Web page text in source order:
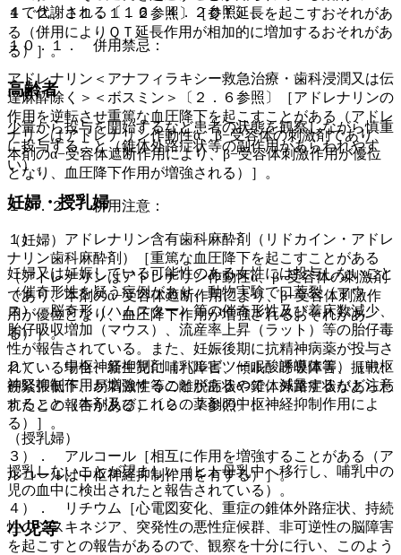
１．２、１１．１．２参照〕［ＱＴ延長を起こすおそれがあ
る（併用によりＱＴ延長作用が相加的に増加するおそれがあ
る）］。
高齢者
少量から投与を開始するなど患者の状態を観察しながら慎重
に投与すること（錐体外路症状等の副作用があらわれやす
い）。
妊婦・授乳婦
（妊婦）
妊婦又は妊娠している可能性のある女性には投与しないこと
（催奇形性を疑う症例があり、動物実験で口蓋裂（マウ
ス）、脳奇形（ハムスター）等の催奇形性及び着床数減少、
胎仔吸収増加（マウス）、流産率上昇（ラット）等の胎仔毒
性が報告されている。また、妊娠後期に抗精神病薬が投与さ
れている場合、新生児に哺乳障害、傾眠、呼吸障害、振戦、
筋緊張低下、易刺激性等の離脱症状や錐体外路症状があらわ
れたとの報告がある）〔２．７参照〕。
（授乳婦）
授乳しないことが望ましい（ヒト母乳中へ移行し、哺乳中の
児の血中に検出されたと報告されている）。
小児等
４で代謝される〔１６．４．２参照〕。
１０．１． 併用禁忌：
アドレナリン＜アナフィラキシー救急治療・歯科浸潤又は伝
達麻酔除く＞＜ボスミン＞〔２．６参照〕［アドレナリンの
作用を逆転させ重篤な血圧降下を起こすことがある（アドレ
ナリンはアドレナリン作動性α、β−受容体の刺激剤であり、
本剤のα−受容体遮断作用により、β−受容体刺激作用が優位
となり、血圧降下作用が増強される）］。
１０．２． 併用注意：
１）． アドレナリン含有歯科麻酔剤（リドカイン・アドレ
ナリン歯科麻酔剤）［重篤な血圧降下を起こすことがある
（アドレナリンはアドレナリン作動性α、β−受容体の刺激剤
であり、本剤のα−受容体遮断作用により、β−受容体刺激作
用が優位となり、血圧降下作用が増強されるおそれがあ
る）］。
２）． 中枢神経抑制剤（バルビツール酸誘導体等）［中枢
神経抑制作用が増強することがあるので、減量するなど注意
すること（本剤及びこれらの薬剤の中枢神経抑制作用によ
る）］。
３）． アルコール［相互に作用を増強することがある（ア
ルコールは中枢神経抑制作用を有する）］。
４）． リチウム［心電図変化、重症の錐体外路症状、持続
性のジスキネジア、突発性の悪性症候群、非可逆性の脳障害
を起こすとの報告があるので、観察を十分に行い、このよう